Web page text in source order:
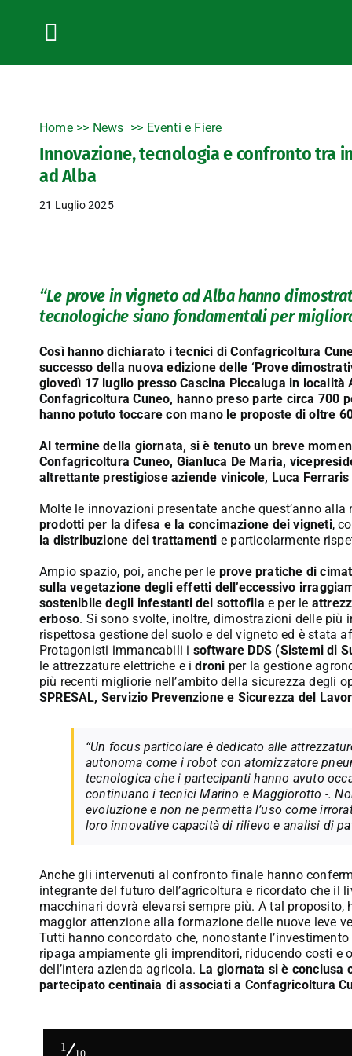
Toggle
Navigation
Home>> News Eventi e Fiere
Innovazione, tecnologia e confronto tra
ad Alba
21 Luglio 2025
“Le prove in vigneto ad Alba hanno
tecnologiche siano fondamentali per
Così hanno dichiarato i tecnici di Confagricoltura
successo della nuova edizione delle ‘Prove
giovedì 17 luglio presso Cascina Piccaluga in località
Confagricoltura Cuneo, hanno preso parte circa 700
hanno potuto toccare con mano le proposte di oltre
Al termine della giornata, si è tenuto un breve
Confagricoltura Cuneo, Gianluca De Maria,
altrettante prestigiose aziende vinicole, Luca Ferraris
Molte le innovazioni presentate anche quest’anno
prodotti per la difesa e la concimazione dei vigneti,
la distribuzione dei trattamenti e particolarmente
Ampio spazio, poi, anche per le prove pratiche di
sulla vegetazione degli effetti dell’eccessivo
sostenibile degli infestanti del sottofila e per le
erboso. Si sono svolte, inoltre, dimostrazioni delle
rispettosa gestione del suolo e del vigneto ed è stata
Protagonisti immancabili i software DDS (Sistemi di
le attrezzature elettriche e idroni per la gestione
più recenti migliorie nell’ambito della sicurezza degli
SPRESAL, Servizio Prevenzione e Sicurezza del
“Un focus particolare è dedicato alle
autonoma come i robot con atomizzatore
tecnologica che i partecipanti hanno avuto
continuano i tecnici Marino e Maggiorotto -.
evoluzione e non ne permetta l’uso come
loro innovative capacità di rilievo e analisi di
Anche gli intervenuti al confronto finale hanno
integrante del futuro dell’agricoltura e ricordato che
macchinari dovrà elevarsi sempre più. A tal
maggior attenzione alla formazione delle nuove leve
Tutti hanno concordato che, nonostante
ripaga ampiamente gli imprenditori, riducendo costi e
dell’intera azienda agricola. La giornata si è conclusa
partecipato centinaia di associati a Confagricoltura
1